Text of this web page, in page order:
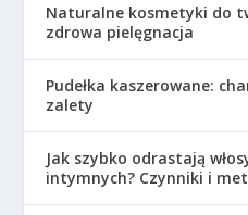
Naturalne kosmetyki do
zdrowa pielęgnacja
Pudełka kaszerowane:
zalety
Jak szybko odrastają
intymnych? Czynniki i